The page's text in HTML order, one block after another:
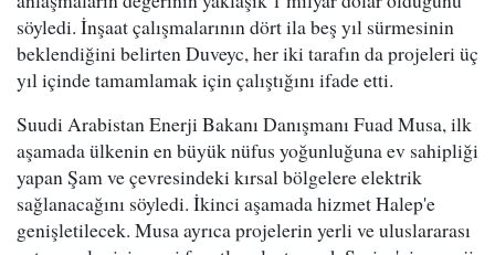
söyledi. İnşaat çalışmalarının dört ila beş yıl sürmesinin
beklendiğini belirten Duveyc, her iki tarafın da projeleri üç
yıl içinde tamamlamak için çalıştığını ifade etti.
Suudi Arabistan Enerji Bakanı Danışmanı Fuad Musa, ilk
aşamada ülkenin en büyük nüfus yoğunluğuna ev sahipliği
yapan Şam ve çevresindeki kırsal bölgelere elektrik
sağlanacağını söyledi. İkinci aşamada hizmet Halep'e
genişletilecek. Musa ayrıca projelerin yerli ve uluslararası